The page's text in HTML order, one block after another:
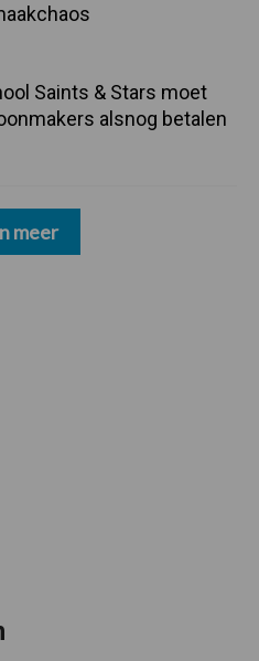
Saints & Stars moet
alsnog betalen
meer